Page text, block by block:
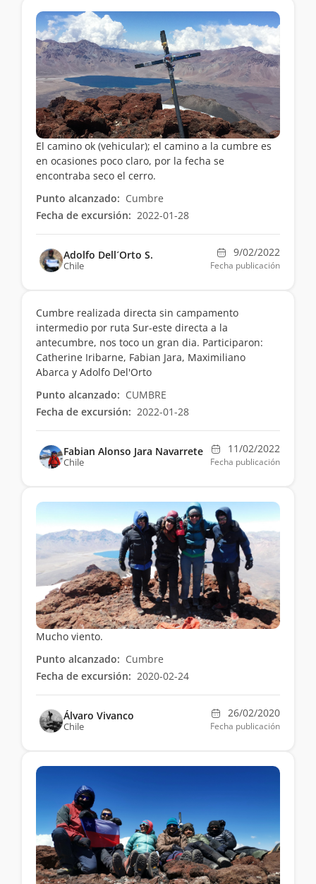
El camino ok (vehicular); el camino a la cumbre es
en ocasiones poco claro, por la fecha se
encontraba seco el cerro.
Punto alcanzado: Cumbre
Fecha de excursión: 2022-01-28
Adolfo Dell´Orto S.
Chile
9/02/2022
Fecha publicación
Cumbre realizada directa sin campamento
intermedio por ruta Sur-este directa a la
antecumbre, nos toco un gran dia. Participaron:
Catherine Iribarne, Fabian Jara, Maximiliano
Abarca y Adolfo Del'Orto
Punto alcanzado: CUMBRE
Fecha de excursión: 2022-01-28
Fabian Alonso Jara Navarrete
Chile
11/02/2022
Fecha publicación
Mucho viento.
Punto alcanzado: Cumbre
Fecha de excursión: 2020-02-24
Álvaro Vivanco
Chile
26/02/2020
Fecha publicación